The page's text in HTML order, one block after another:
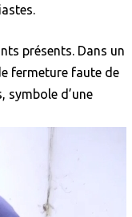
présents. Dans un
fermeture faute de
symbole d’une